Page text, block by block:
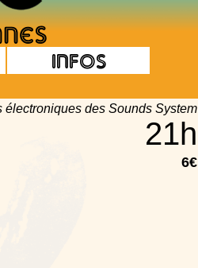
Infos
des Sounds System
21h
6€